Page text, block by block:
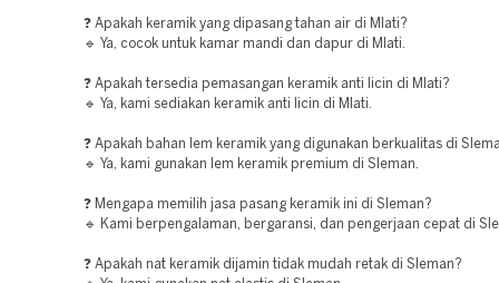
❓ Apakah keramik yang dipasang tahan air di Mlati?
🔹 Ya, cocok untuk kamar mandi dan dapur di Mlati.
❓ Apakah tersedia pemasangan keramik anti licin di Mlati?
🔹 Ya, kami sediakan keramik anti licin di Mlati.
❓ Apakah bahan lem keramik yang digunakan berkualitas di
🔹 Ya, kami gunakan lem keramik premium di Sleman.
❓ Mengapa memilih jasa pasang keramik ini di Sleman?
🔹 Kami berpengalaman, bergaransi, dan pengerjaan cepat di
❓ Apakah nat keramik dijamin tidak mudah retak di Sleman?